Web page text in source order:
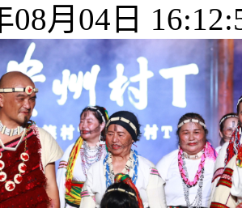
08月04日